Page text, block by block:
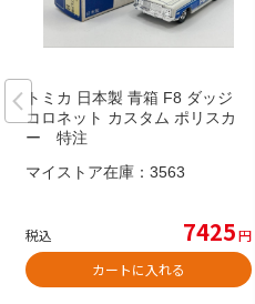
トミカ 日本製 青箱 F8 ダッジ
コロネット カスタム ポリスカ
ー 特注
マイストア在庫： 3563
税込 7425円
カートに入れる